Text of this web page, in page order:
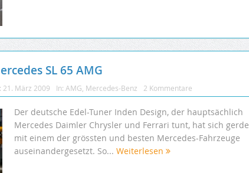
SL 65 AMG
21. März 2009 In: AMG Mercedes-Benz 2 Kommentare
Der deutsche Edel-Tuner Inden Design, der hauptsächlich
Mercedes Daimler Chrysler und Ferrari tunt, hat sich gerde
mit einem der grössten und besten Mercedes-Fahrzeuge
auseinandergesetzt. So... Weiterlesen